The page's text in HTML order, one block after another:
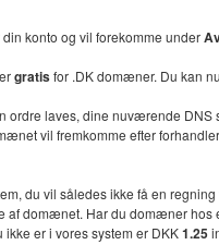
konto og vil forekomme under
gratisfor .DK domæner. Du kan
ordre laves, dine nuværende
vil fremkomme efter
du vil således ikke få en
domænet. Har du domæner hos
er i vores system er DKK1.25